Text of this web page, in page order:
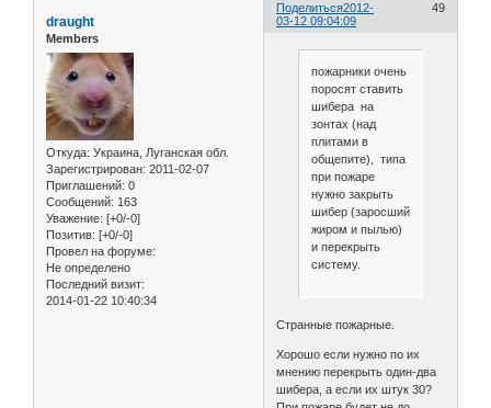
Поделиться 49
2012-
03-12 09:04:09
draught
Members
Откуда: Украина, Луганская обл.
Зарегистрирован: 2011-02-07
Приглашений: 0
Сообщений: 163
Уважение: [+0/-0]
Позитив: [+0/-0]
Провел на форуме:
Не определено
Последний визит:
2014-01-22 10:40:34
пожарники очень
поросят ставить
шибера на
зонтах (над
плитами в
общепите), типа
при пожаре
нужно закрыть
шибер (заросший
жиром и пылью)
и перекрыть
систему.
Странные пожарные.
Хорошо если нужно по их
мнению перекрыть один-два
шибера, а если их штук 30?